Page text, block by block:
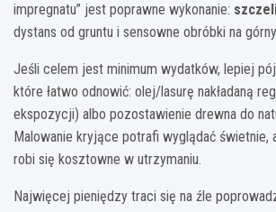
impregnatu” jest poprawne wykonanie:
dystans od gruntu i sensowne obróbki na
Jeśli celem jest minimum wydatków, lepiej
które łatwo odnowić: olej/lasurę nakładaną
ekspozycji) albo pozostawienie drewna do
Malowanie kryjące potrafi wyglądać świetnie,
robi się kosztowne w utrzymaniu.
Najwięcej pieniędzy traci się na źle